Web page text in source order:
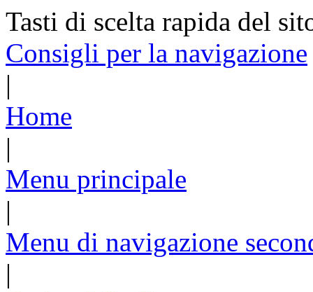
Tasti di scelta rapida del
Consigli per la navigazione
|
Home
|
Menu principale
|
Menu di navigazione
|